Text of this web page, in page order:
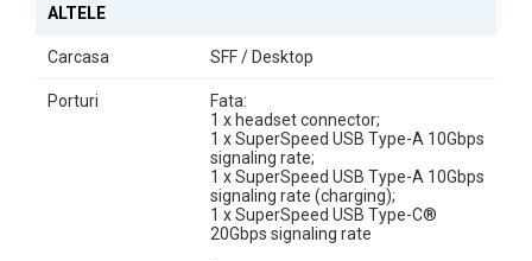
ALTELE
Carcasa SFF / Desktop
Porturi
Fata:
1 x headset connector;
1 x SuperSpeed USB Type-A 10Gbps
signaling rate;
1 x SuperSpeed USB Type-A 10Gbps
signaling rate (charging);
1 x SuperSpeed USB Type-C®
20Gbps signaling rate